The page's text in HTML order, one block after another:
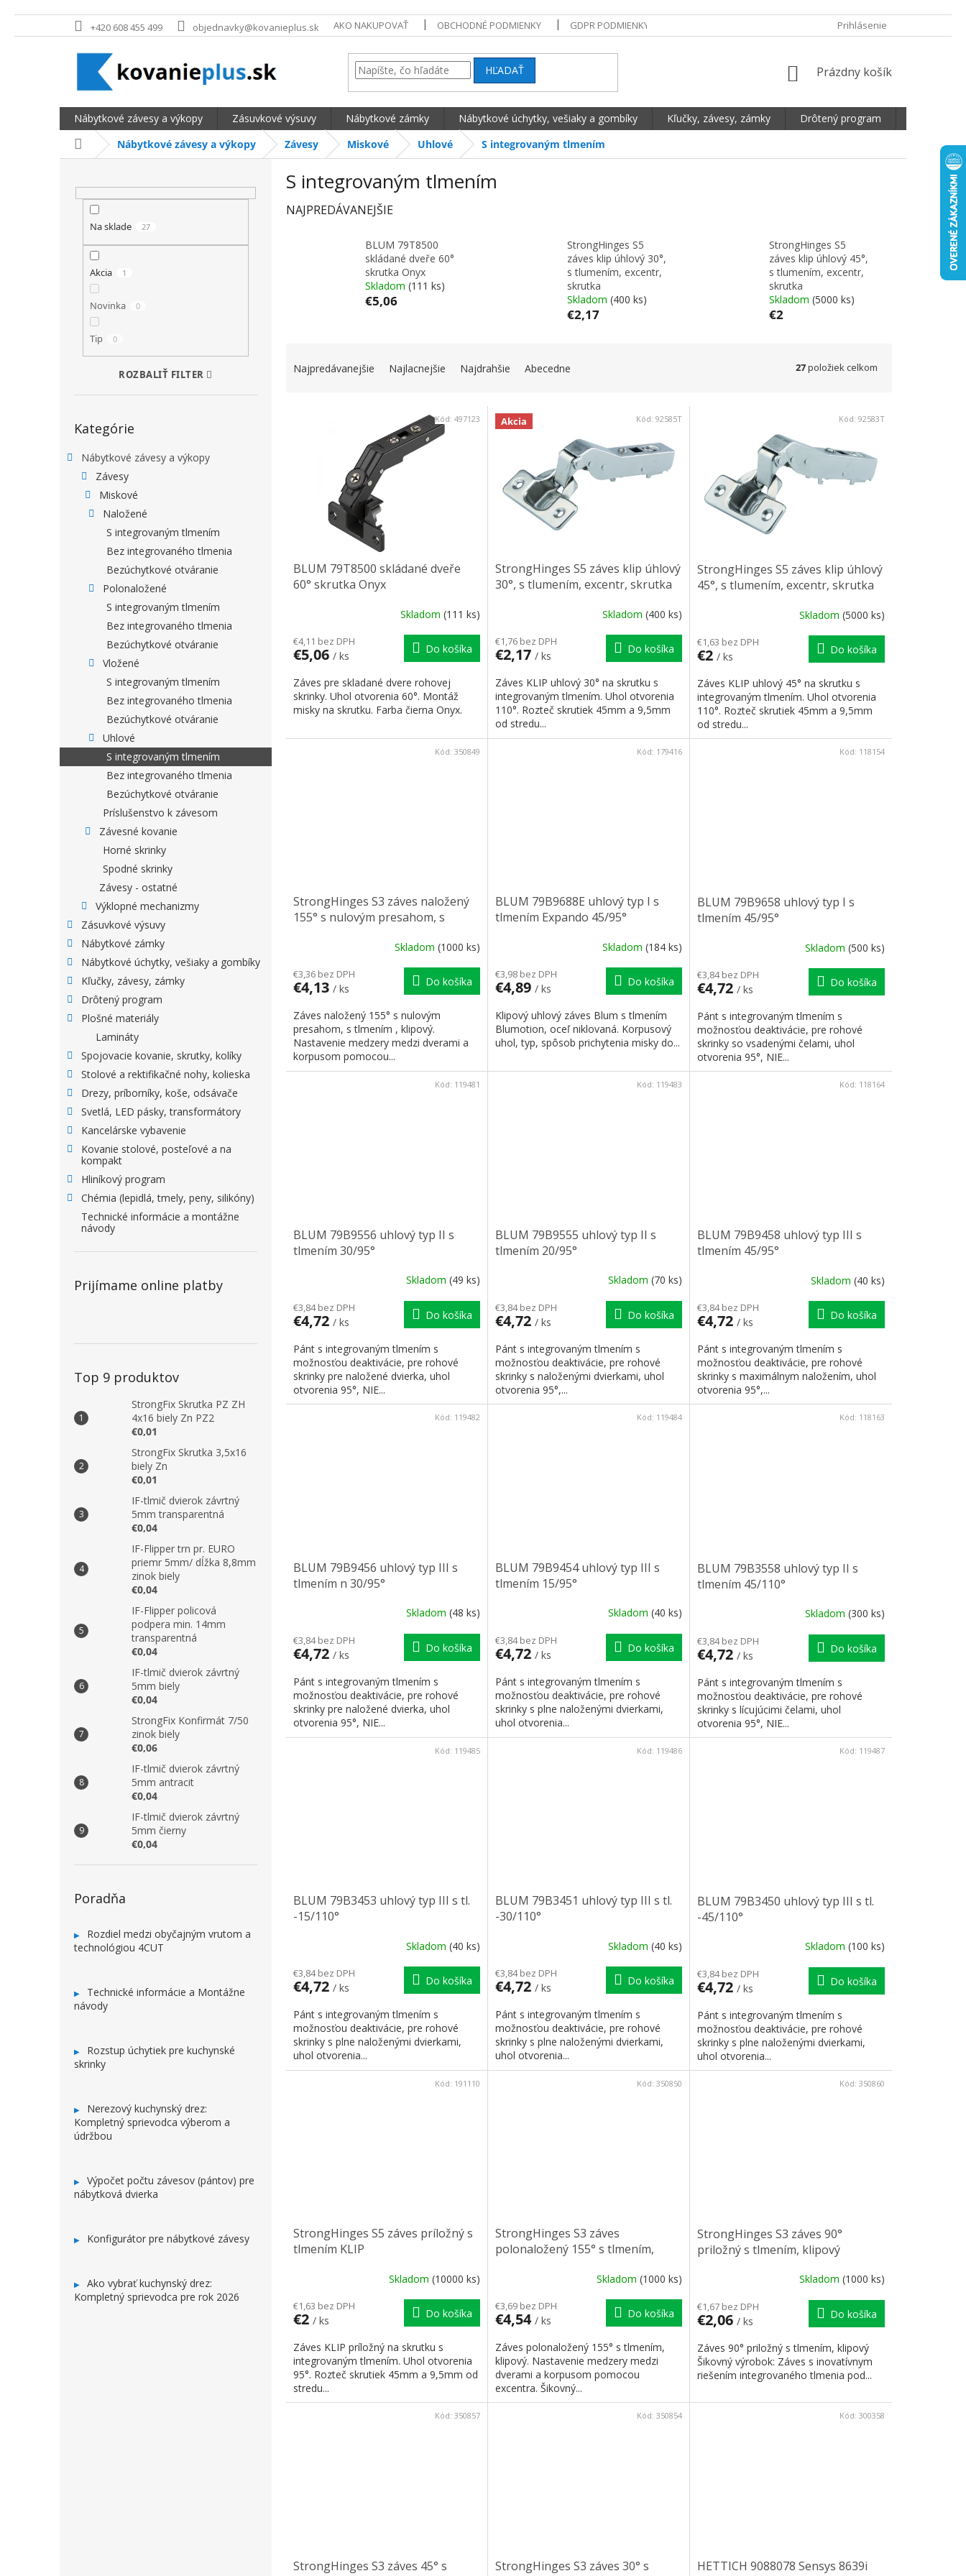
Prejsť na obsah +420 608 455 499 objednavky@kovanieplus.sk AKO NAKUPOVAŤ OBCHODNÉ PODMIENKY GDPR PODMIENKY OCHRANY OSOBNÝCH ÚDAJOV DOPRAVA A PLATBA
Prihlásenie
HĽADAŤ NÁKUPNÝ KOŠÍK
Prázdny košík
Nábytkové závesy a výkopy Zásuvkové výsuvy Nábytkové zámky Nábytkové úchytky, vešiaky a gombíky Kľučky, závesy, zámky Drôtený program
DomovNábytkové závesy a výkopy Závesy Miskové Uhlové S integrovaným tlmením
BOČNÝ PANEL
Na sklade 27
Akcia 1
Novinka 0
Tip 0
ROZBALIŤ FILTER
Kategórie
Nábytkové závesy a výkopy
Závesy
Miskové
Naložené
S integrovaným tlmením
Bez integrovaného tlmenia
Bezúchytkové otváranie
Polonaložené
S integrovaným tlmením
Bez integrovaného tlmenia
Bezúchytkové otváranie
Vložené
S integrovaným tlmením
Bez integrovaného tlmenia
Bezúchytkové otváranie
Uhlové
S integrovaným tlmením
Bez integrovaného tlmenia
Bezúchytkové otváranie
Príslušenstvo k závesom
Závesné kovanie
Horné skrinky
Spodné skrinky
Závesy - ostatné
Výklopné mechanizmy
Zásuvkové výsuvy
Nábytkové zámky
Nábytkové úchytky, vešiaky a gombíky
Kľučky, závesy, zámky
Drôtený program
Plošné materiály
Lamináty
Spojovacie kovanie, skrutky, kolíky
Stolové a rektifikačné nohy, kolieska
Drezy, príborníky, koše, odsávače
Svetlá, LED pásky, transformátory
Kancelárske vybavenie
Kovanie stolové, posteľové a na
kompakt
Hliníkový program
Chémia (lepidlá, tmely, peny, silikóny)
Technické informácie a montážne
návody
Prijímame online platby
Top 9 produktov
StrongFix Skrutka PZ ZH
4x16 biely Zn PZ2
€0,01
StrongFix Skrutka 3,5x16
biely Zn
€0,01
IF-tlmič dvierok závrtný
5mm transparentná
€0,04
IF-Flipper trn pr. EURO
priemr 5mm/ dĺžka 8,8mm
zinok biely
€0,04
IF-Flipper policová
podpera min. 14mm
transparentná
€0,04
IF-tlmič dvierok závrtný
5mm biely
€0,04
StrongFix Konfirmát 7/50
zinok biely
€0,06
IF-tlmič dvierok závrtný
5mm antracit
€0,04
IF-tlmič dvierok závrtný
5mm čierny
€0,04
Poradňa
Rozdiel medzi obyčajným vrutom a
technológiou 4CUT
Technické informácie a Montážne
návody
Rozstup úchytiek pre kuchynské
skrinky
Nerezový kuchynský drez:
Kompletný sprievodca výberom a
údržbou
Výpočet počtu závesov (pántov) pre
nábytková dvierka
Konfigurátor pre nábytkové závesy
Ako vybrať kuchynský drez:
Kompletný sprievodca pre rok 2026
S integrovaným tlmením
NAJPREDÁVANEJŠIE
BLUM 79T8500
skládané dveře 60°
skrutka Onyx
Skladom (111 ks)
€5,06
StrongHinges S5
záves klip úhlový 30°,
s tlumením, excentr,
skrutka
Skladom (400 ks)
€2,17
StrongHinges S5
záves klip úhlový 45°,
s tlumením, excentr,
skrutka
Skladom (5000 ks)
€2
Najpredávanejšie Najlacnejšie Najdrahšie Abecedne 27položiek celkom
BLUM 79T8500 skládané dveře
60° skrutka Onyx
Skladom (111 ks)
€4,11 bez DPH
€5,06 / ks
Do košíka
Záves pre skladané dvere rohovej
skrinky. Uhol otvorenia 60°. Montáž
misky na skrutku. Farba čierna Onyx.
Kód: 497123 Akcia
StrongHinges S5 záves klip úhlový
30°, s tlumením, excentr, skrutka
Skladom (400 ks)
€1,76 bez DPH
€2,17 / ks
Do košíka
Záves KLIP uhlový 30° na skrutku s
integrovaným tlmením. Uhol otvorenia
110°. Rozteč skrutiek 45mm a 9,5mm
od stredu...
Kód: 92585T
StrongHinges S5 záves klip úhlový
45°, s tlumením, excentr, skrutka
Skladom (5000 ks)
€1,63 bez DPH
€2 / ks
Do košíka
Záves KLIP uhlový 45° na skrutku s
integrovaným tlmením. Uhol otvorenia
110°. Rozteč skrutiek 45mm a 9,5mm
od stredu...
Kód: 92583T
StrongHinges S3 záves naložený
155° s nulovým presahom, s
Skladom (1000 ks)
€3,36 bez DPH
€4,13 / ks
Do košíka
Záves naložený 155° s nulovým
presahom, s tlmením , klipový.
Nastavenie medzery medzi dverami a
korpusom pomocou...
Kód: 350849
BLUM 79B9688E uhlový typ I s
tlmením Expando 45/95°
Skladom (184 ks)
€3,98 bez DPH
€4,89 / ks
Do košíka
Klipový uhlový záves Blum s tlmením
Blumotion, oceľ niklovaná. Korpusový
uhol, typ, spôsob prichytenia misky do...
Kód: 179416
BLUM 79B9658 uhlový typ I s
tlmením 45/95°
Skladom (500 ks)
€3,84 bez DPH
€4,72 / ks
Do košíka
Pánt s integrovaným tlmením s
možnosťou deaktivácie, pre rohové
skrinky so vsadenými čelami, uhol
otvorenia 95°, NIE...
Kód: 118154
BLUM 79B9556 uhlový typ II s
tlmením 30/95°
Skladom (49 ks)
€3,84 bez DPH
€4,72 / ks
Do košíka
Pánt s integrovaným tlmením s
možnosťou deaktivácie, pre rohové
skrinky pre naložené dvierka, uhol
otvorenia 95°, NIE...
Kód: 119481
BLUM 79B9555 uhlový typ II s
tlmením 20/95°
Skladom (70 ks)
€3,84 bez DPH
€4,72 / ks
Do košíka
Pánt s integrovaným tlmením s
možnosťou deaktivácie, pre rohové
skrinky s naloženými dvierkami, uhol
otvorenia 95°,...
Kód: 119483
BLUM 79B9458 uhlový typ III s
tlmením 45/95°
Skladom (40 ks)
€3,84 bez DPH
€4,72 / ks
Do košíka
Pánt s integrovaným tlmením s
možnosťou deaktivácie, pre rohové
skrinky s maximálnym naložením, uhol
otvorenia 95°,...
Kód: 118164
BLUM 79B9456 uhlový typ III s
tlmením n 30/95°
Skladom (48 ks)
€3,84 bez DPH
€4,72 / ks
Do košíka
Pánt s integrovaným tlmením s
možnosťou deaktivácie, pre rohové
skrinky pre naložené dvierka, uhol
otvorenia 95°, NIE...
Kód: 119482
BLUM 79B9454 uhlový typ III s
tlmením 15/95°
Skladom (40 ks)
€3,84 bez DPH
€4,72 / ks
Do košíka
Pánt s integrovaným tlmením s
možnosťou deaktivácie, pre rohové
skrinky s plne naloženými dvierkami,
uhol otvorenia...
Kód: 119484
BLUM 79B3558 uhlový typ II s
tlmením 45/110°
Skladom (300 ks)
€3,84 bez DPH
€4,72 / ks
Do košíka
Pánt s integrovaným tlmením s
možnosťou deaktivácie, pre rohové
skrinky s lícujúcimi čelami, uhol
otvorenia 95°, NIE...
Kód: 118163
BLUM 79B3453 uhlový typ III s tl.
-15/110°
Skladom (40 ks)
€3,84 bez DPH
€4,72 / ks
Do košíka
Pánt s integrovaným tlmením s
možnosťou deaktivácie, pre rohové
skrinky s plne naloženými dvierkami,
uhol otvorenia...
Kód: 119485
BLUM 79B3451 uhlový typ III s tl.
-30/110°
Skladom (40 ks)
€3,84 bez DPH
€4,72 / ks
Do košíka
Pánt s integrovaným tlmením s
možnosťou deaktivácie, pre rohové
skrinky s plne naloženými dvierkami,
uhol otvorenia...
Kód: 119486
BLUM 79B3450 uhlový typ III s tl.
-45/110°
Skladom (100 ks)
€3,84 bez DPH
€4,72 / ks
Do košíka
Pánt s integrovaným tlmením s
možnosťou deaktivácie, pre rohové
skrinky s plne naloženými dvierkami,
uhol otvorenia...
Kód: 119487
StrongHinges S5 záves príložný s
tlmením KLIP
Skladom (10000 ks)
€1,63 bez DPH
€2 / ks
Do košíka
Záves KLIP príložný na skrutku s
integrovaným tlmením. Uhol otvorenia
95°. Rozteč skrutiek 45mm a 9,5mm od
stredu...
Kód: 191110
StrongHinges S3 záves
polonaložený 155° s tlmením,
Skladom (1000 ks)
€3,69 bez DPH
€4,54 / ks
Do košíka
Záves polonaložený 155° s tlmením,
klipový. Nastavenie medzery medzi
dverami a korpusom pomocou
excentra. Šikovný...
Kód: 350850
StrongHinges S3 záves 90°
priložný s tlmením, klipový
Skladom (1000 ks)
€1,67 bez DPH
€2,06 / ks
Do košíka
Záves 90° priložný s tlmením, klipový
Šikovný výrobok: Záves s inovatívnym
riešením integrovaného tlmenia pod...
Kód: 350860
StrongHinges S3 záves 45° s
Kód: 350857
StrongHinges S3 záves 30° s
Kód: 350854
HETTICH 9088078 Sensys 8639i
Kód: 300358